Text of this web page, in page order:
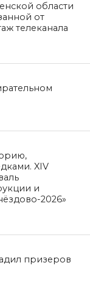
области
от
телеканала
XIV
и
2026»
призеров